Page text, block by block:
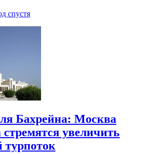
спустя
Бахрейна: Москва
увеличить